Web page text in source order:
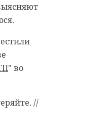
" во
//